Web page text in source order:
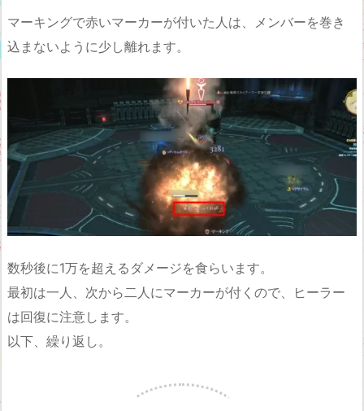
マーキングで赤いマーカーが付いた人は、メンバーを巻き
込まないように少し離れます。
数秒後に1万を超えるダメージを食らいます。
最初は一人、次から二人にマーカーが付くので、ヒーラー
は回復に注意します。
以下、繰り返し。